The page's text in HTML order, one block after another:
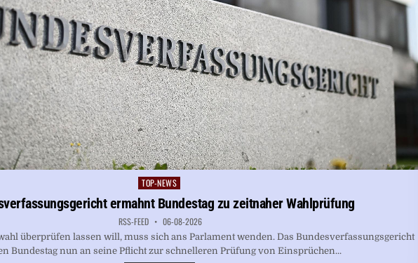
Posted
in
TOP-NEWS
ermahnt Bundestag zu zeitnaher Wahlprüfung
RSS-FEED 06-08-2026
überprüfen lassen will, muss sich ans Parlament wenden. Das Bundesverfassungsgericht
Bundestag nun an seine Pflicht zur schnelleren Prüfung von Einsprüchen...